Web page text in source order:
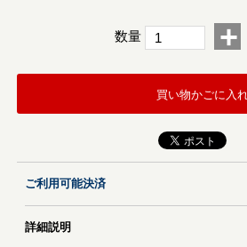
数量 +
買い物かごに入
ご利用可能決済
詳細説明